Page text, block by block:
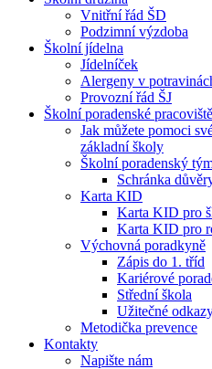
Vnitřní řád ŠD
Podzimní výzdoba
Školní jídelna
Jídelníček
Alergeny v
Provozní řád ŠJ
Školní poradenské pracoviště
Jak můžete pomoci
základní školy
Školní poradenský
Schránka
Karta KID
Karta KID pro
Karta KID pro
Výchovná poradkyně
Zápis do 1. tříd
Kariérové
Střední škola
Užitečné
Metodička prevence
Kontakty
Napište nám